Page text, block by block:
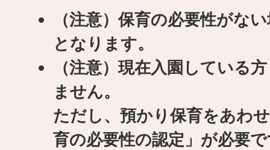
（注意）保育の必要性がな
となります。
（注意）現在入園している
ません。
ただし、預かり保育をあわ
育の必要性の認定」が必要